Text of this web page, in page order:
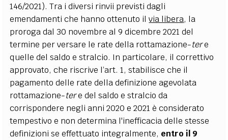
146/2021). Tra i diversi rinvii previsti dagli
emendamenti che hanno ottenuto ilvia libera, la
proroga dal 30 novembre al 9 dicembre 2021 del
termine per versare le rate della rottamazione-tere
quelle del saldo e stralcio. In particolare, il correttivo
approvato, che riscrive l’art. 1, stabilisce che il
pagamento delle rate della definizione agevolata
rottamazione-tere del saldo e stralcio da
corrispondere negli anni 2020 e 2021 è considerato
tempestivo e non determina l'inefficacia delle stesse
definizioni se effettuato integralmente, entro il 9